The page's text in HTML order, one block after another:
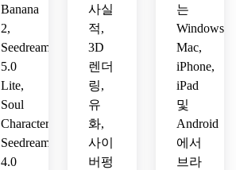
느껴
위기
목에
적합
한 깨
끗한
중앙
영역
을 사
용하
세요.
Banana
2,
Seedream
5.0
Lite,
Soul
Character,
Seedream
4.0
사실
적,
3D
렌더
링,
유
화,
사이
버펑
는
Windows,
Mac,
iPhone,
iPad
및
Android
에서
브라